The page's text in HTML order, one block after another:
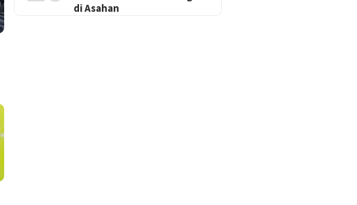
di Asahan